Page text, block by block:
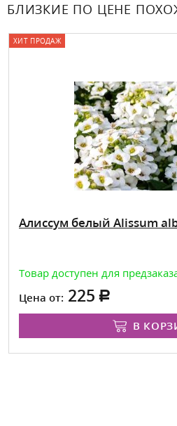
БЛИЗКИЕ ПО ЦЕНЕ
ХИТ ПРОДАЖ
Алиссум белый Alissum
Товар доступен для
Цена от: 225
В